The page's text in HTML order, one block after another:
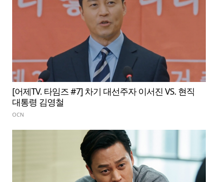
[어제TV. 타임즈 #7] 차기 대선주자 이서진 VS. 현직
대통령 김영철
OCN